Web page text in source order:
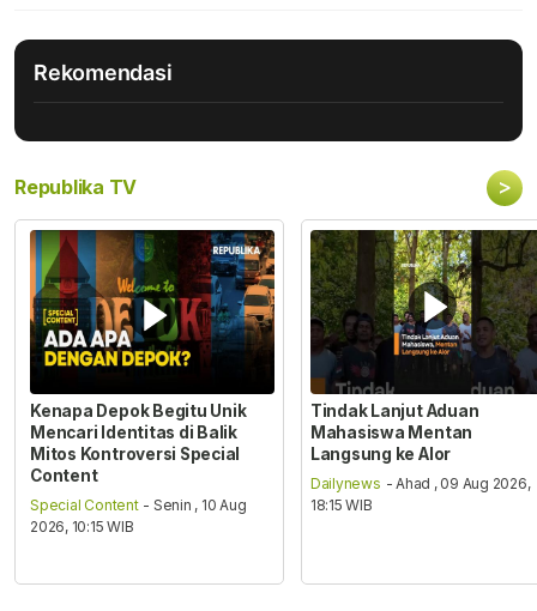
Rekomendasi
Republika TV >
Kenapa Depok Begitu Unik
Mencari Identitas di Balik
Mitos Kontroversi Special
Content
Special Content - Senin , 10 Aug
2026, 10:15 WIB
Tindak Lanjut Aduan
Mahasiswa Mentan
Langsung ke Alor
Dailynews - Ahad , 09 Aug 2026,
18:15 WIB